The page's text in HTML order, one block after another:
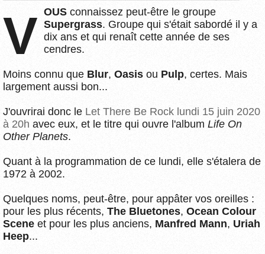
VOUS connaissez peut-être le groupe
Supergrass. Groupe qui s'était sabordé il y a
dix ans et qui renaît cette année de ses
cendres.
Moins connu que Blur, Oasis ou Pulp, certes. Mais
largement aussi bon...
J'ouvrirai donc le Let There Be Rock lundi 15 juin 2020
à 20h avec eux, et le titre qui ouvre l'album Life On
Other Planets.
Quant à la programmation de ce lundi, elle s'étalera de
1972 à 2002.
Quelques noms, peut-être, pour appâter vos oreilles :
pour les plus récents, The Bluetones, Ocean Colour
Scene et pour les plus anciens, Manfred Mann, Uriah
Heep...